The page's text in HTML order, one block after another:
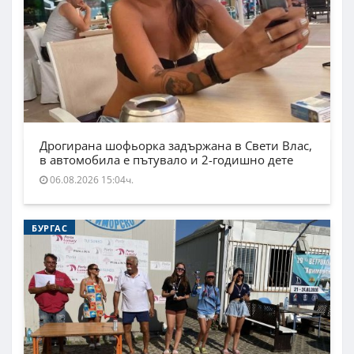
Дрогирана шофьорка задържана в Свети Влас,
в автомобила е пътувало и 2-годишно дете
06.08.2026 15:04ч.
БУРГАС